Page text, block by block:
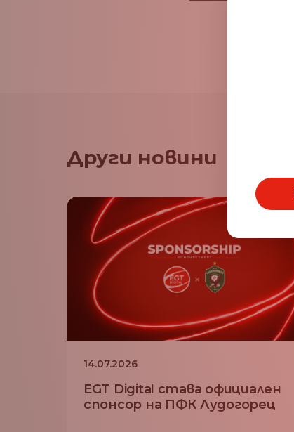
Други новини
14.07.2026
EGT Digital става официален
спонсор на ПФК Лудогорец